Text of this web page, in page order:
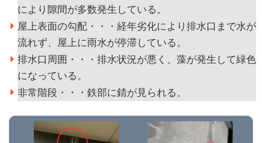
により隙間が多数発生している。
屋上表面の勾配・・・経年劣化により排水口まで水が
流れず、屋上に雨水が停滞している。
排水口周囲・・・排水状況が悪く、藻が発生して緑色
になっている。
非常階段・・・鉄部に錆が見られる。